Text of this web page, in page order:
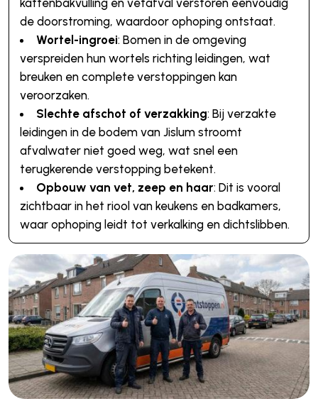
kattenbakvulling en vetafval verstoren eenvoudig
de doorstroming, waardoor ophoping ontstaat.
Wortel-ingroei: Bomen in de omgeving
verspreiden hun wortels richting leidingen, wat
breuken en complete verstoppingen kan
veroorzaken.
Slechte afschot of verzakking: Bij verzakte
leidingen in de bodem van Jislum stroomt
afvalwater niet goed weg, wat snel een
terugkerende verstopping betekent.
Opbouw van vet, zeep en haar: Dit is vooral
zichtbaar in het riool van keukens en badkamers,
waar ophoping leidt tot verkalking en dichtslibben.